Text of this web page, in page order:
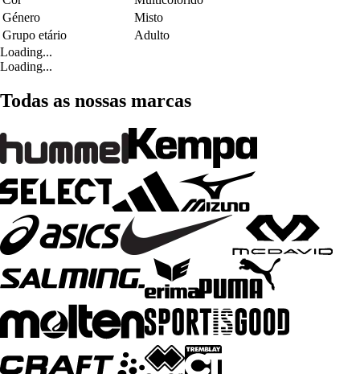
Género
Misto
Grupo etário
Adulto
Loading...
Loading...
Todas as nossas marcas